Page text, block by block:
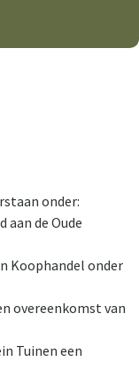
onder:
aan de Oude
Koophandel onder
overeenkomst van
Tuinen een